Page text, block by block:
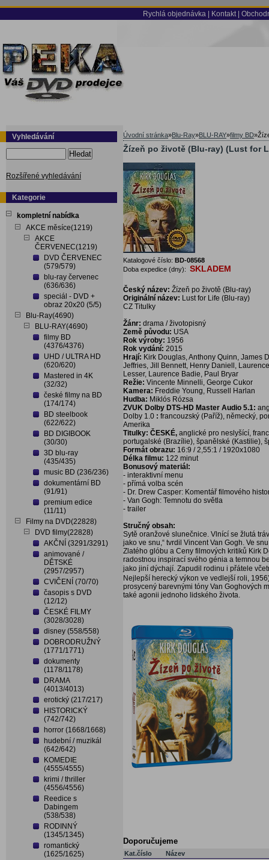
Rychlá objednávka Kontakt
Vyhledávání
Hledat
Rozšířené vyhledávání
Kategorie
kompletní nabídka
AKCE měsíce(1219)
AKCE
ČERVENEC(1219)
DVD ČERVENEC
(579/579)
blu-ray červenec
(636/636)
speciál - DVD +
obraz 20x20 (5/5)
Blu-Ray(4690)
BLU-RAY(4690)
filmy BD
(4376/4376)
UHD / ULTRA HD
(620/620)
Mastered in 4K
(32/32)
české filmy na BD
(174/174)
BD steelbook
(622/622)
BD DIGIBOOK
(30/30)
3D blu-ray
(435/435)
music BD (236/236)
dokumentární BD
(91/91)
premium edice
(11/11)
Filmy na DVD(22828)
DVD filmy(22828)
AKČNÍ (3291/3291)
animované /
DĚTSKÉ
(2957/2957)
CVIČENÍ (70/70)
časopis s DVD
(12/12)
ČESKÉ FILMY
(3028/3028)
disney (558/558)
DOBRODRUŽNÝ
(1771/1771)
dokumenty
(1178/1178)
DRAMA
(4013/4013)
erotický (217/217)
HISTORICKÝ
(742/742)
horror (1668/1668)
hudební / muzikál
(642/642)
KOMEDIE
(4555/4555)
krimi / thriller
(4556/4556)
Reedice s
Dabingem
(538/538)
RODINNÝ
(1345/1345)
romantický
(1625/1625)
Úvodní stránka»Blu-Ray»BLU-RAY»filmy BD»
Žízeň po životě (Blu-ray) (Lust for
Katalogové číslo: BD-08568
Doba expedice (dny): SKLADEM
Český název: Žízeň po životě (Blu-ray)
Originální název: Lust for Life (Blu-ray)
CZ Titulky
Žánr: drama / životopisný
Země původu: USA
Rok výroby: 1956
Rok vydání: 2015
Hrají: Kirk Douglas, Anthony Quinn, James
Jeffries, Jill Bennett, Henry Daniell,
Lesser, Laurence Badie, Paul Bryar
Režie: Vincente Minnelli, George Cukor
Kamera: Freddie Young, Russell Harlan
Hudba: Miklós Rózsa
ZVUK Dolby DTS-HD Master Audio 5.1:
Dolby 1.0 : francouzský (Paříž), německý,
Amerika
Titulky: ČESKÉ, anglické pro neslyšící,
portugalské (Brazílie), španělské (Kastilie),
Formát obrazu: 16:9 / 2,55:1 / 1920x1080
Délka filmu: 122 minut
Bonusový materiál:
- interaktivní menu
- přímá volba scén
- Dr. Drew Casper: Komentář filmového
- Van Gogh: Temnotu do světla
- trailer
Stručný obsah:
Sytě oranžové slunečnice. Vlnící se žlutá
jako ve snu,“ tvrdil Vincent Van Gogh. Ve
Zlatého glóbu a Ceny filmových kritiků Kirk
radostnou inspirací svého génia a temnou
jako jiní dýchají. Zapudil rodinu i přátele
Nejlepší herecký výkon ve vedlejší roli,
prosycený barevnými tóny Van Goghových
také agonii jednoho lidského života.
Doporučujeme
Kat.číslo
Název